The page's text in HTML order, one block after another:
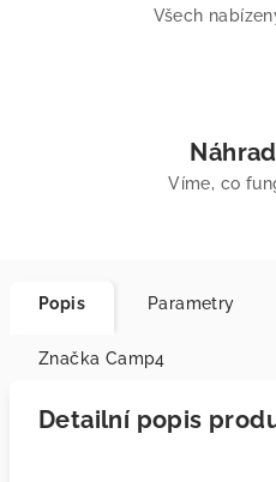
Všech
Víme, co
Popis Parametry
Značka Camp4
Detailní popis